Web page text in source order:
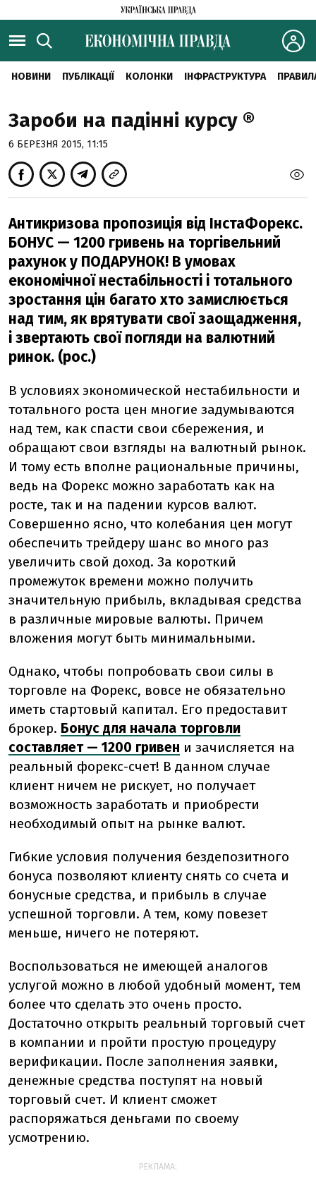
НОВИНИ ПУБЛІКАЦІЇ КОЛОНКИ ІНФРАСТРУКТУРА
Зароби на падінні курсу ®
6 БЕРЕЗНЯ 2015, 11:15
Антикризова пропозиція від ІнстаФорекс.
БОНУС — 1200 гривень на торгівельний
рахунок у ПОДАРУНОК! В умовах
економічної нестабільності і тотального
зростання цін багато хто замислюється
над тим, як врятувати свої заощадження,
і звертають свої погляди на валютний
ринок. (рос.)
В условиях экономической нестабильности и
тотального роста цен многие задумываются
над тем, как спасти свои сбережения, и
обращают свои взгляды на валютный рынок.
И тому есть вполне рациональные причины,
ведь на Форекс можно заработать как на
росте, так и на падении курсов валют.
Совершенно ясно, что колебания цен могут
обеспечить трейдеру шанс во много раз
увеличить свой доход. За короткий
промежуток времени можно получить
значительную прибыль, вкладывая средства
в различные мировые валюты. Причем
вложения могут быть минимальными.
Однако, чтобы попробовать свои силы в
торговле на Форекс, вовсе не обязательно
иметь стартовый капитал. Его предоставит
брокер. Бонус для начала торговли
составляет — 1200 гривен и зачисляется на
реальный форекс-счет! В данном случае
клиент ничем не рискует, но получает
возможность заработать и приобрести
необходимый опыт на рынке валют.
Гибкие условия получения бездепозитного
бонуса позволяют клиенту снять со счета и
бонусные средства, и прибыль в случае
успешной торговли. А тем, кому повезет
меньше, ничего не потеряют.
Воспользоваться не имеющей аналогов
услугой можно в любой удобный момент, тем
более что сделать это очень просто.
Достаточно открыть реальный торговый счет
в компании и пройти простую процедуру
верификации. После заполнения заявки,
денежные средства поступят на новый
торговый счет. И клиент сможет
распоряжаться деньгами по своему
усмотрению.
РЕКЛАМА: